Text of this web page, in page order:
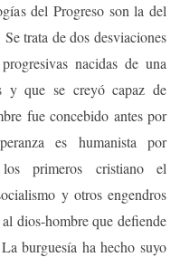
del Progreso son la del
trata de dos desviaciones
nacidas de una
y que se creyó capaz de
fue concebido antes por
es humanista por
primeros cristiano el
y otros engendros
dios-hombre que defiende
burguesía ha hecho suyo